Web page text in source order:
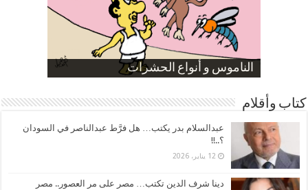
الناموس و أنواع الحشرات
الموظفين بعد ارتفاع الأسعار
ارتفاع نسبة الطلاق في مصر
صورة كاركاتيرية
صورة كاركاتيرية
كتاب وأقلام
عبدالسلام بدر يكتب… هل فرَّط عبدالناصر في السودان
؟..!!
12 يناير، 2026
دينا شرف الدين تكتب… مصر على مر العصور.. مصر